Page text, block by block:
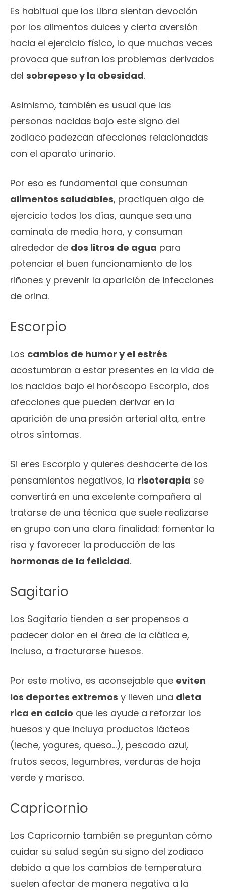
Es habitual que los Libra sientan devoción
por los alimentos dulces y cierta aversión
hacia el ejercicio físico, lo que muchas veces
provoca que sufran los problemas derivados
del sobrepeso y la obesidad.
Asimismo, también es usual que las
personas nacidas bajo este signo del
zodiaco padezcan afecciones relacionadas
con el aparato urinario.
Por eso es fundamental que consuman
alimentos saludables, practiquen algo de
ejercicio todos los días, aunque sea una
caminata de media hora, y consuman
alrededor de dos litros de agua para
potenciar el buen funcionamiento de los
riñones y prevenir la aparición de infecciones
de orina.
Escorpio
Los cambios de humor y el estrés
acostumbran a estar presentes en la vida de
los nacidos bajo el horóscopo Escorpio, dos
afecciones que pueden derivar en la
aparición de una presión arterial alta, entre
otros síntomas.
Si eres Escorpio y quieres deshacerte de los
pensamientos negativos, la risoterapia se
convertirá en una excelente compañera al
tratarse de una técnica que suele realizarse
en grupo con una clara finalidad: fomentar la
risa y favorecer la producción de las
hormonas de la felicidad.
Sagitario
Los Sagitario tienden a ser propensos a
padecer dolor en el área de la ciática e,
incluso, a fracturarse huesos.
Por este motivo, es aconsejable que eviten
los deportes extremos y lleven una dieta
rica en calcio que les ayude a reforzar los
huesos y que incluya productos lácteos
(leche, yogures, queso…), pescado azul,
frutos secos, legumbres, verduras de hoja
verde y marisco.
Capricornio
Los Capricornio también se preguntan cómo
cuidar su salud según su signo del zodiaco
debido a que los cambios de temperatura
suelen afectar de manera negativa a la